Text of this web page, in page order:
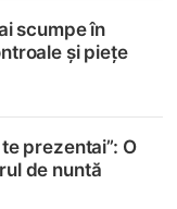
scumpe în
și piețe
prezentai”: O
de nuntă